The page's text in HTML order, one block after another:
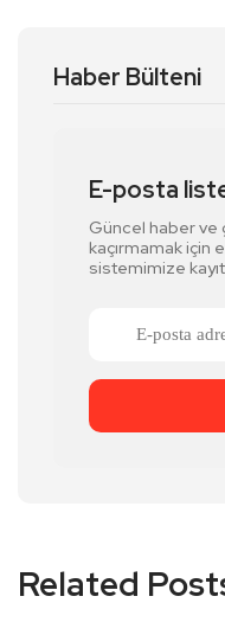
Haber Bülteni
E-posta
Güncel haber ve
kaçırmamak için
sistemimize
Related